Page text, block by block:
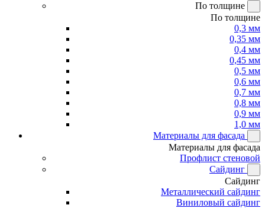
По толщине
По толщине
0,3 мм
0,35 мм
0,4 мм
0,45 мм
0,5 мм
0,6 мм
0,7 мм
0,8 мм
0,9 мм
1,0 мм
Материалы для фасада
Материалы для фасада
Профлист стеновой
Сайдинг
Сайдинг
Металлический сайдинг
Виниловый сайдинг